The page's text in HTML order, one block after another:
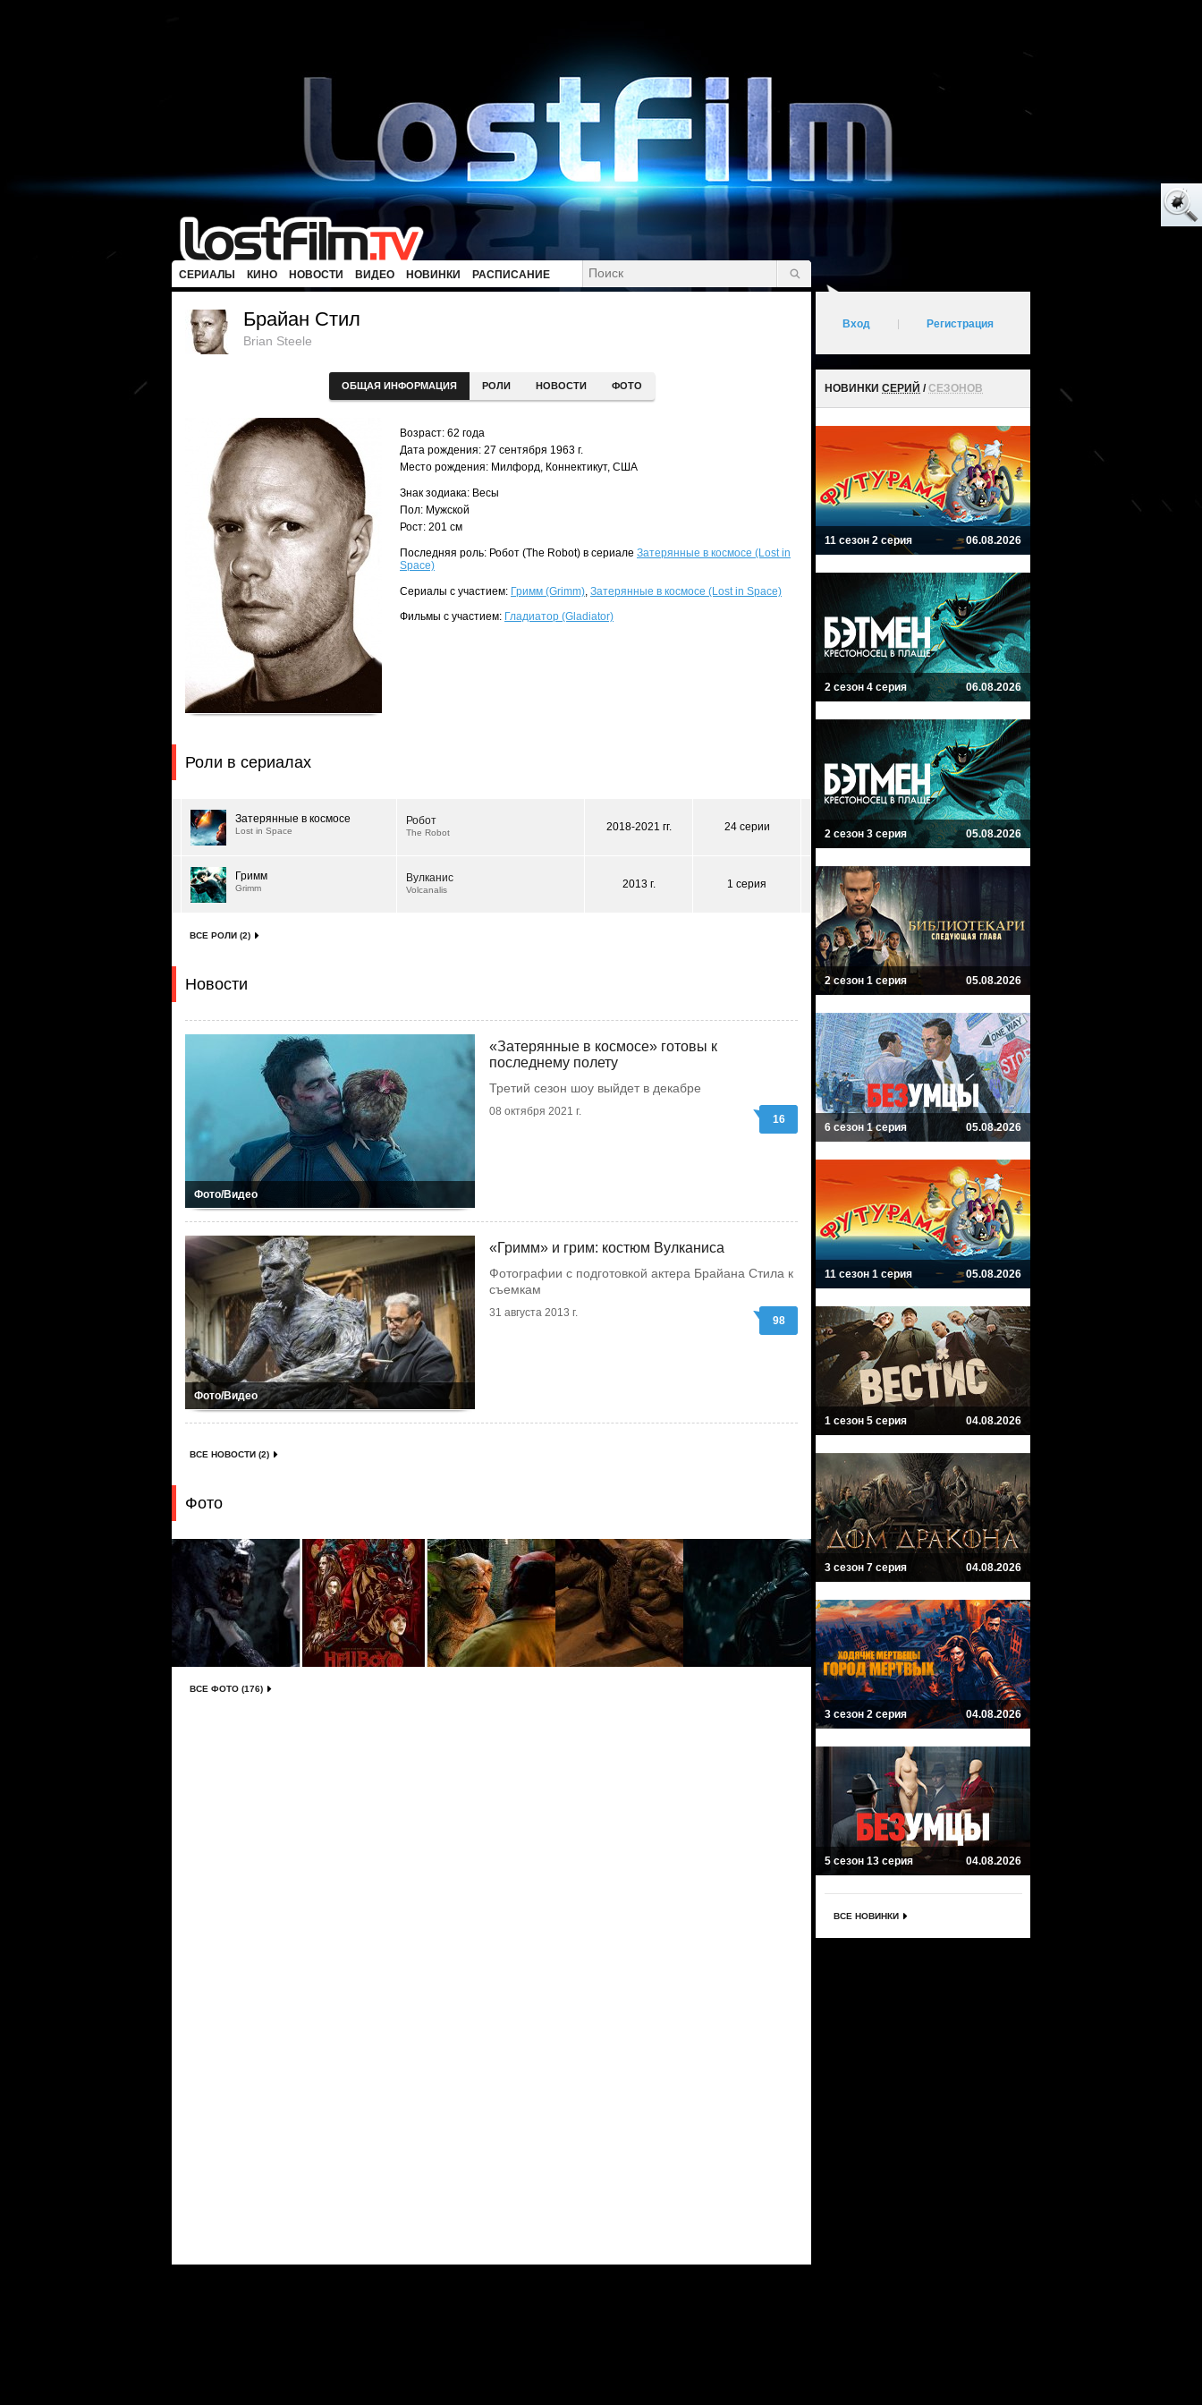
СЕРИАЛЫ КИНО НОВОСТИ ВИДЕО НОВИНКИ РАСПИСАНИЕ
Брайан Стил
Brian Steele
ОБЩАЯ ИНФОРМАЦИЯ РОЛИ НОВОСТИ ФОТО
Возраст: 62 года
Дата рождения: 27 сентября 1963 г.
Место рождения: Милфорд, Коннектикут, США
Знак зодиака: Весы
Пол: Мужской
Рост: 201 см
Последняя роль: Робот (The Robot) в сериале Затерянные в космосе (Lost in
Space)
Сериалы с участием: Гримм (Grimm), Затерянные в космосе (Lost in Space)
Фильмы с участием: Гладиатор (Gladiator)
Роли в сериалах
Затерянные в космосе
Lost in Space
Робот
The Robot 2018-2021 гг. 24 серии
Гримм
Grimm
Вулканис
Volcanalis 2013 г. 1 серия
ВСЕ РОЛИ (2)
Новости
Фото/Видео
«Затерянные в космосе» готовы к
последнему полету
Третий сезон шоу выйдет в декабре
08 октября 2021 г.
16
Фото/Видео
«Гримм» и грим: костюм Вулканиса
Фотографии с подготовкой актера Брайана Стила к
съемкам
31 августа 2013 г.
98
ВСЕ НОВОСТИ (2)
Фото
ВСЕ ФОТО (176)
Вход Регистрация
НОВИНКИ СЕРИЙ /СЕЗОНОВ
11 сезон 2 серия 06.08.2026
2 сезон 4 серия 06.08.2026
2 сезон 3 серия 05.08.2026
2 сезон 1 серия 05.08.2026
6 сезон 1 серия 05.08.2026
11 сезон 1 серия 05.08.2026
1 сезон 5 серия 04.08.2026
3 сезон 7 серия 04.08.2026
3 сезон 2 серия 04.08.2026
5 сезон 13 серия 04.08.2026
ВСЕ НОВИНКИ